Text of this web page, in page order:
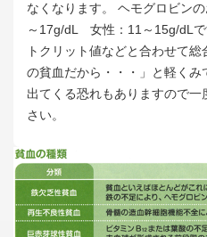
なくなります。 ヘモグロビン
～17g/dL 女性：11～15g/dL
トクリット値などと合わせて
の貧血だから・・・」と軽く
出てくる恐れもありますので
さい。